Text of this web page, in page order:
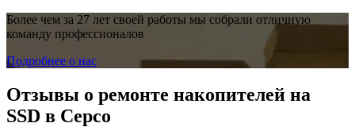
Более чем за 27 лет своей работы мы собрали отличную
команду профессионалов
Подробнее о нас
Отзывы о ремонте накопителей на
SSD в Серсо